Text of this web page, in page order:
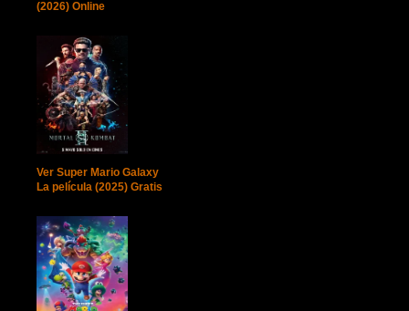
(2026) Online
Ver Super Mario Galaxy
La película (2025) Gratis